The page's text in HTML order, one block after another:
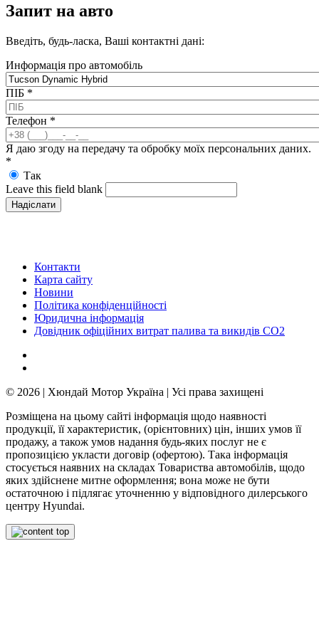
Запит на авто
Введіть, будь-ласка, Ваші контактні дані:
Информація про автомобіль
ПІБ *
Телефон *
Я даю згоду на передачу та обробку моїх персональних даних.
*
Так
Leave this field blank
Контакти
Карта сайту
Новини
Політика конфіденційності
Юридична інформація
Довідник офіційних витрат палива та викидів СО2
© 2026 | Хюндай Мотор Україна | Усі права захищені
Розміщена на цьому сайті інформація щодо наявності
продукції, її характеристик, (орієнтовних) цін, інших умов її
продажу, а також умов надання будь-яких послуг не є
пропозицією укласти договір (офертою). Така інформація
стосується наявних на складах Товариства автомобілів, щодо
яких здійснене митне оформлення; вона може не бути
остаточною і підлягає уточненню у відповідного дилерського
центру Hyundai.